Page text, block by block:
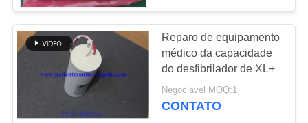
Peças de
substituição de ECG
93
Reparo de equipamento
médico da capacidade
do desfibrilador de XL+
Negociável MOQ:1
CONTATO